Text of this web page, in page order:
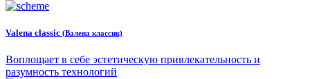
Valena classic (Валена классик)
Воплощает в себе эстетическую привлекательность и
разумность технологий